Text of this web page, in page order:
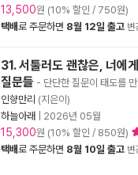
13,500원 (10% 할인 / 750원)
택배로 주문하면 8월 12일 출고 변
31. 서툴러도 괜찮은, 너에
질문들 - 단단한 질문이 태도를
인향만리 (지은이)
하늘아래
2026년 05월
15,300원 (10% 할인 / 850원)
택배로 주문하면 8월 10일 출고 변